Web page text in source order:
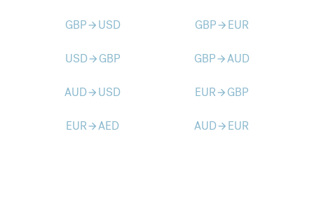
GBParrow_forward USD GBParrow_forward EUR
USDarrow_forward GBP GBParrow_forwardAUD
AUDarrow_forward USD EURarrow_forward GBP
EURarrow_forwardAED AUDarrow_forward EUR